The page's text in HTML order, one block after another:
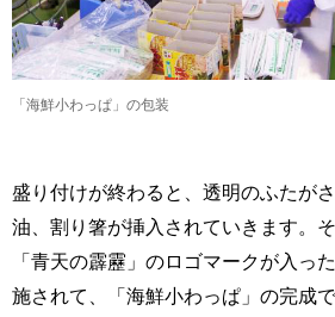
「海鮮小わっぱ」の包装
盛り付けが終わると、透明のふたが
油、割り箸が挿入されていきます。
「青天の霹靂」のロゴマークが入っ
施されて、「海鮮小わっぱ」の完成